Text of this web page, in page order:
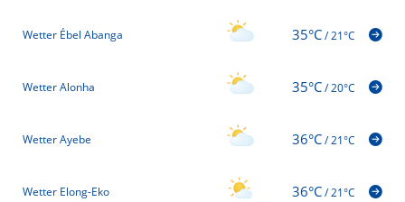
Wetter Ébel Abanga 35°C/21°C
Wetter Alonha 35°C/20°C
Wetter Ayebe 36°C/21°C
Wetter Elong-Eko 36°C/21°C